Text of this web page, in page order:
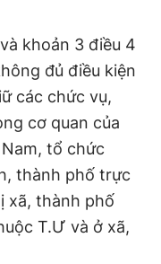
chấp thuận bằng văn
khoản 3 điều 4
đủ điều kiện
các chức vụ,
cơ quan của
tổ chức
thành phố trực
xã, thành phố
T.Ư và ở xã,